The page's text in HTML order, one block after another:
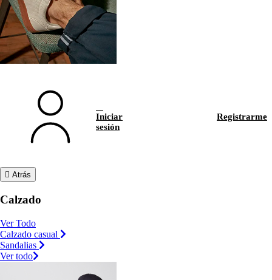
Iniciar
sesión
Registrarme
Atrás
Calzado
Ver Todo
Calzado casual
Sandalias
Ver todo